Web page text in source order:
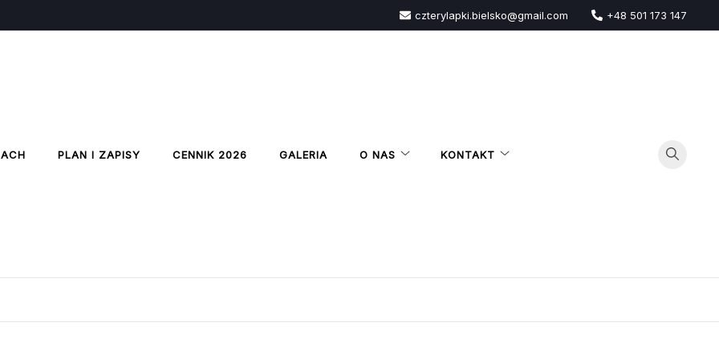
czterylapki.bielsko@gmail.com +48 501 173 147
PLAN I ZAPISY CENNIK 2026 GALERIA O NAS KONTAKT